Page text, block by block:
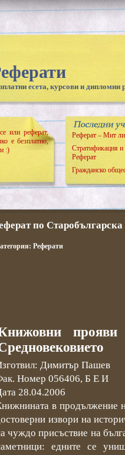
есета, курсови и дипломни
или реферат,
е безплатно,
:)
Реферат – Мит ли
Стратификация
Реферат
Гражданско
по Старобългарска
Реферати
Димитър Пашев
Номер 056406, Б Е И
28.04.2006
в продължение
извори на
чуждо присъствие на
едните се